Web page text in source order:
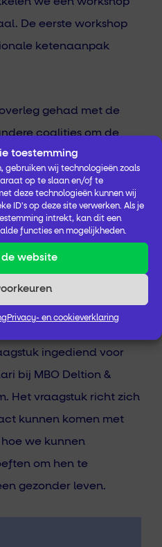
toestemming
gebruiken wij technologieën zoals
op te slaan en/of te
deze technologieën kunnen wij
ID's op deze site verwerken. Als je
intrekt, kan dit een
functies en mogelijkheden.
website
Privacy- en cookieverklaring
De eerste workshop
ketenaanpak
gehad met de
coalities om de
Taal
eerste workshops zijn
doet er toe bij de
voor
die werkzaam zijn bij
van de brede
ingediend voor
bij MBO Deltion &
Het vraagstuk richt zich
kunnen komen met
we kunnen
om hen te
gezonder leven.